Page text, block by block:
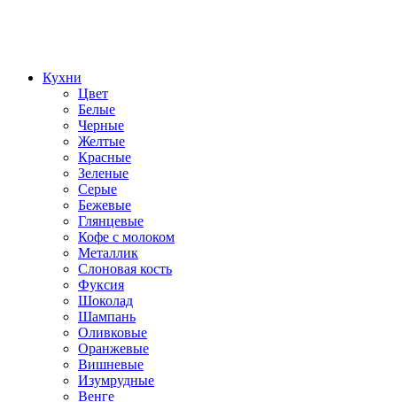
Кухни
Цвет
Белые
Черные
Желтые
Красные
Зеленые
Серые
Бежевые
Глянцевые
Кофе с молоком
Металлик
Слоновая кость
Фуксия
Шоколад
Шампань
Оливковые
Оранжевые
Вишневые
Изумрудные
Венге